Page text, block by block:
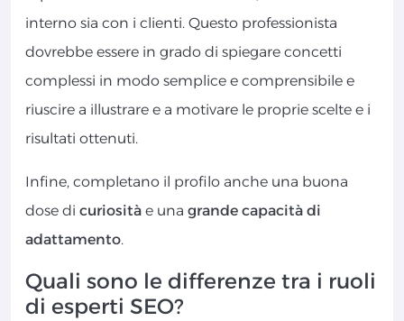
interno sia con i clienti. Questo professionista
dovrebbe essere in grado di spiegare concetti
complessi in modo semplice e comprensibile e
riuscire a illustrare e a motivare le proprie scelte e i
risultati ottenuti.
Infine, completano il profilo anche una buona
dose di curiosità e una grande capacità di
adattamento.
Quali sono le differenze tra i ruoli
di esperti SEO?